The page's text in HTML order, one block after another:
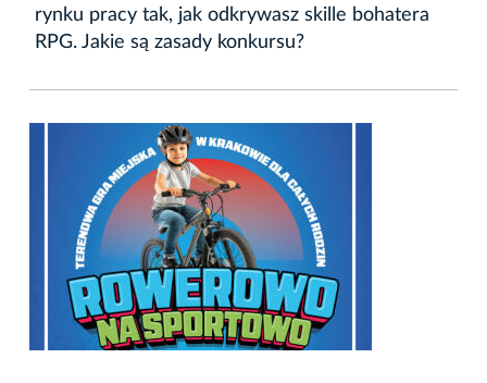
rynku pracy tak, jak odkrywasz skille bohatera
RPG. Jakie są zasady konkursu?